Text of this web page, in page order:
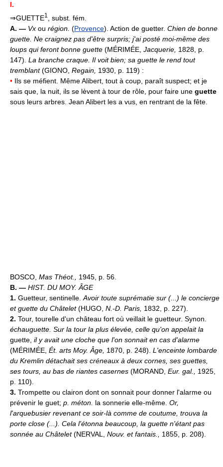
I.
⇒GUETTE1
, subst. fém.
A. — Vx ou région. (Provence). Action de guetter. Chien de bonne
guette. Ne craignez pas d'être surpris; j'ai posté moi-même des
loups qui feront bonne guette (MÉRIMÉE, Jacquerie, 1828, p.
147). La branche craque. Il voit bien; sa guette le rend tout
tremblant(GIONO, Regain, 1930, p. 119) :
• Ils se méfient. Même Alibert, tout à coup, paraît suspect; et je
sais que, la nuit, ils se lèvent à tour de rôle, pour faire une guette
sous leurs arbres. Jean Alibert les a vus, en rentrant de la fête.
BOSCO, Mas Théot., 1945, p. 56.
B. — HIST. DU MOY. ÂGE
1. Guetteur, sentinelle. Avoir toute suprématie sur (...) le concierge
et guette du Châtelet(HUGO, N.-D. Paris, 1832, p. 227).
2. Tour, tourelle d'un château fort où veillait le guetteur. Synon.
échauguette. Sur la tour la plus élevée, celle qu'on appelait la
guette, il y avait une cloche que l'on sonnait en cas d'alarme
(MÉRIMÉE, Ét. arts Moy. Âge, 1870, p. 248). L'enceinte lombarde
du Kremlin détachait ses créneaux à deux cornes, ses guettes,
ses tours, au bas de riantes casernes (MORAND, Eur. gal., 1925,
p. 110).
3. Trompette ou clairon dont on sonnait pour donner l'alarme ou
prévenir le guet; p. méton. la sonnerie elle-même. Or,
l'arquebusier revenant ce soir-là comme de coutume, trouva la
porte close (...). Cela l'étonna beaucoup, la guette n'étant pas
sonnée au Châtelet(NERVAL, Nouv. et fantais., 1855, p. 208).